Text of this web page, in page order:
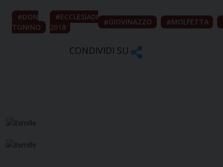
DON
TONINO
ECCLESIADI
2018
GIOVINAZZO MOLFETTA
CONDIVIDI SU